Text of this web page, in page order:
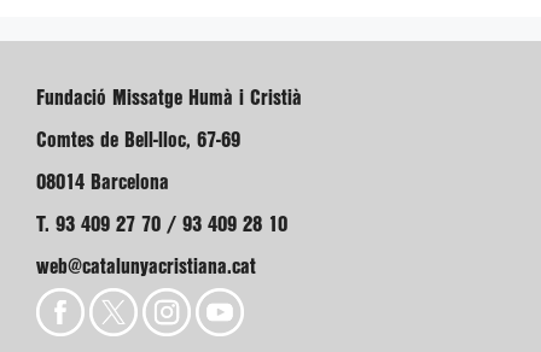
Fundació Missatge Humà i Cristià
Comtes de Bell-lloc, 67-69
08014 Barcelona
T. 93 409 27 70 / 93 409 28 10
web@catalunyacristiana.cat